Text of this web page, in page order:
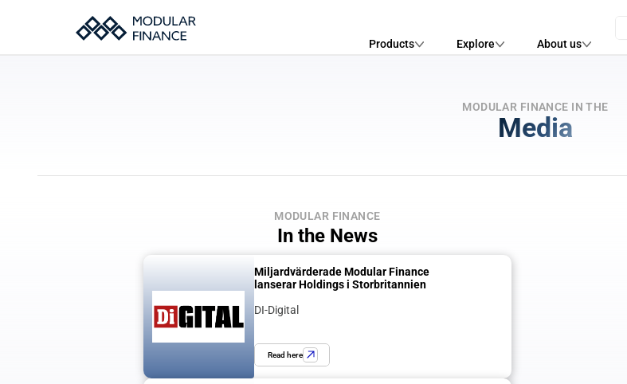
MODULAR FINANCE IN THE
Media
MODULAR FINANCE
In the News
Miljardvärderade Modular Finance
lanserar Holdings i Storbritannien
DI-Digital
Read here
Products Explore About us